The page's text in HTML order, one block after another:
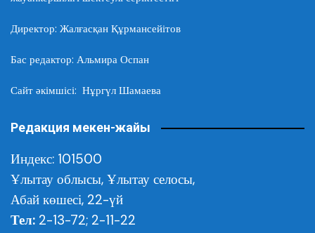
Директор: Жалғасқан Құрмансейітов
Бас редактор: Альмира Оспан
Сайт әкімшісі: Нұргүл Шамаева
Редакция мекен-жайы
Индекс: 101500
Ұлытау облысы, Ұлытау селосы,
Абай көшесі, 22-үй
Тел: 2-13-72; 2-11-22